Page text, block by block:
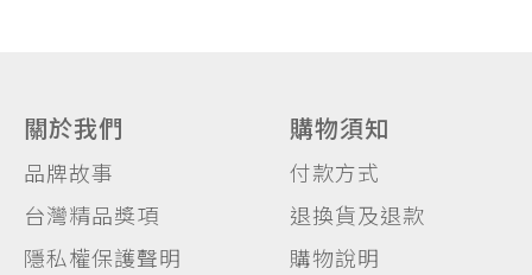
關於我們
品牌故事
台灣精品獎項
隱私權保護聲明
購物須知
付款方式
退換貨及退款
購物說明